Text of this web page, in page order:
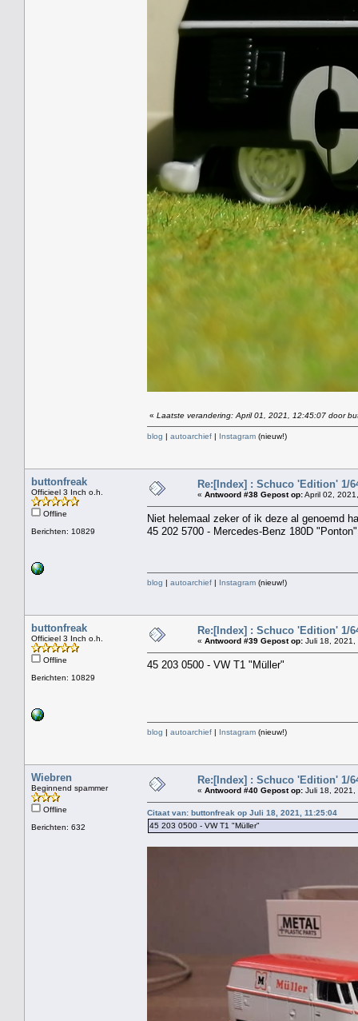
« Laatste verandering: April 01, 2021, 12:45:07 door
blog | autoarchief | Instagram (nieuw!)
buttonfreak
Officieel 3 Inch o.h.
Offline
Berichten: 10829
Re:[Index] : Schuco 'Edition' 1/
« Antwoord #38 Gepost op:April 02,
Niet helemaal zeker of ik deze al genoemd
45 202 5700 - Mercedes-Benz 180D
blog | autoarchief | Instagram (nieuw!)
buttonfreak
Officieel 3 Inch o.h.
Offline
Berichten: 10829
Re:[Index] : Schuco 'Edition' 1/
« Antwoord #39 Gepost op: Juli 18, 2021,
45 203 0500 - VW T1 "Müller"
blog | autoarchief | Instagram (nieuw!)
Wiebren
Beginnend spammer
Offline
Berichten: 632
Re:[Index] : Schuco 'Edition' 1/
« Antwoord #40 Gepost op: Juli 18,
Citaat van: buttonfreak op Juli 18, 2021, 11:25:04
45 203 0500 - VW T1 "Müller"